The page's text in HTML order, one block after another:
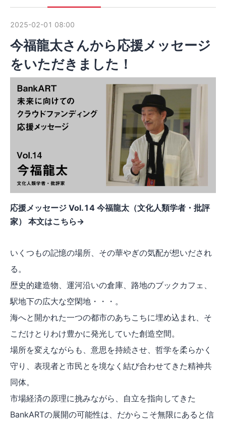
2025-02-01 08:00
今福龍太さんから応援メッセージ
をいただきました！
応援メッセージ Vol.14 今福龍太（文化人類学者・批評
家） 本文はこちら→
いくつもの記憶の場所、その華やぎの気配が想いだされ
る。
歴史的建造物、運河沿いの倉庫、路地のブックカフェ、
駅地下の広大な空閑地・・・。
海へと開かれた一つの都市のあちこちに埋め込まれ、そ
こだけとりわけ豊かに発光していた創造空間。
場所を変えながらも、意思を持続させ、哲学を柔らかく
守り、表現者と市民とを境なく結び合わせてきた精神共
同体。
市場経済の原理に挑みながら、自立を指向してきた
BankARTの展開の可能性は、だからこそ無限にあると信